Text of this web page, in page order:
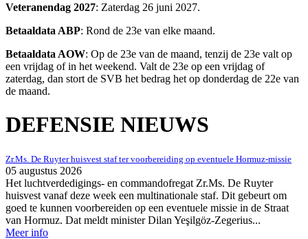
Veteranendag 2027: Zaterdag 26 juni 2027.
Betaaldata ABP: Rond de 23e van elke maand.
Betaaldata AOW: Op de 23e van de maand, tenzij de 23e valt op
een vrijdag of in het weekend. Valt de 23e op een vrijdag of
zaterdag, dan stort de SVB het bedrag het op donderdag de 22e van
de maand.
DEFENSIE NIEUWS
Zr.Ms. De Ruyter huisvest staf ter voorbereiding op eventuele Hormuz-missie
05 augustus 2026
Het luchtverdedigings- en commandofregat Zr.Ms. De Ruyter
huisvest vanaf deze week een multinationale staf. Dit gebeurt om
goed te kunnen voorbereiden op een eventuele missie in de Straat
van Hormuz. Dat meldt minister Dilan Yeşilgöz-Zegerius...
Meer info